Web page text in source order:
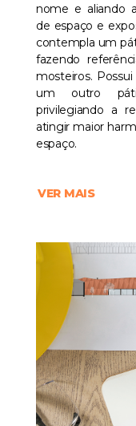
nome e aliando
de espaço e
contempla um
fazendo
mosteiros.
um outro
privilegiando a
atingir maior
espaço.
VER MAIS